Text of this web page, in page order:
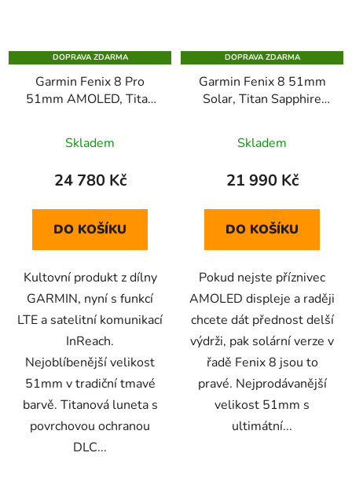
DOPRAVA ZDARMA
Garmin Fenix 8 Pro
51mm AMOLED, Titan
Grey
Skladem
24 780 Kč
DO KOŠÍKU
Kultovní produkt z dílny
GARMIN, nyní s funkcí
LTE a satelitní komunikací
InReach.
Nejoblíbenější velikost
51mm v tradiční tmavé
barvě. Titanová luneta s
povrchovou ochranou
DLC...
DOPRAVA ZDARMA
Garmin Fenix 8 51mm
Solar, Titan Sapphire
Skladem
21 990 Kč
DO KOŠÍKU
Pokud nejste příznivec
AMOLED displeje a raději
chcete dát přednost delší
výdrži, pak solární verze v
řadě Fenix 8 jsou to
pravé. Nejprodávanější
velikost 51mm s
ultimátní...